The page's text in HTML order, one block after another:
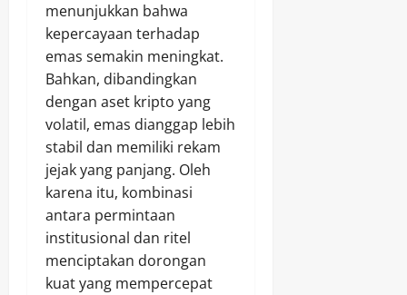
menunjukkan bahwa
kepercayaan terhadap
emas semakin meningkat.
Bahkan, dibandingkan
dengan aset kripto yang
volatil, emas dianggap lebih
stabil dan memiliki rekam
jejak yang panjang. Oleh
karena itu, kombinasi
antara permintaan
institusional dan ritel
menciptakan dorongan
kuat yang mempercepat